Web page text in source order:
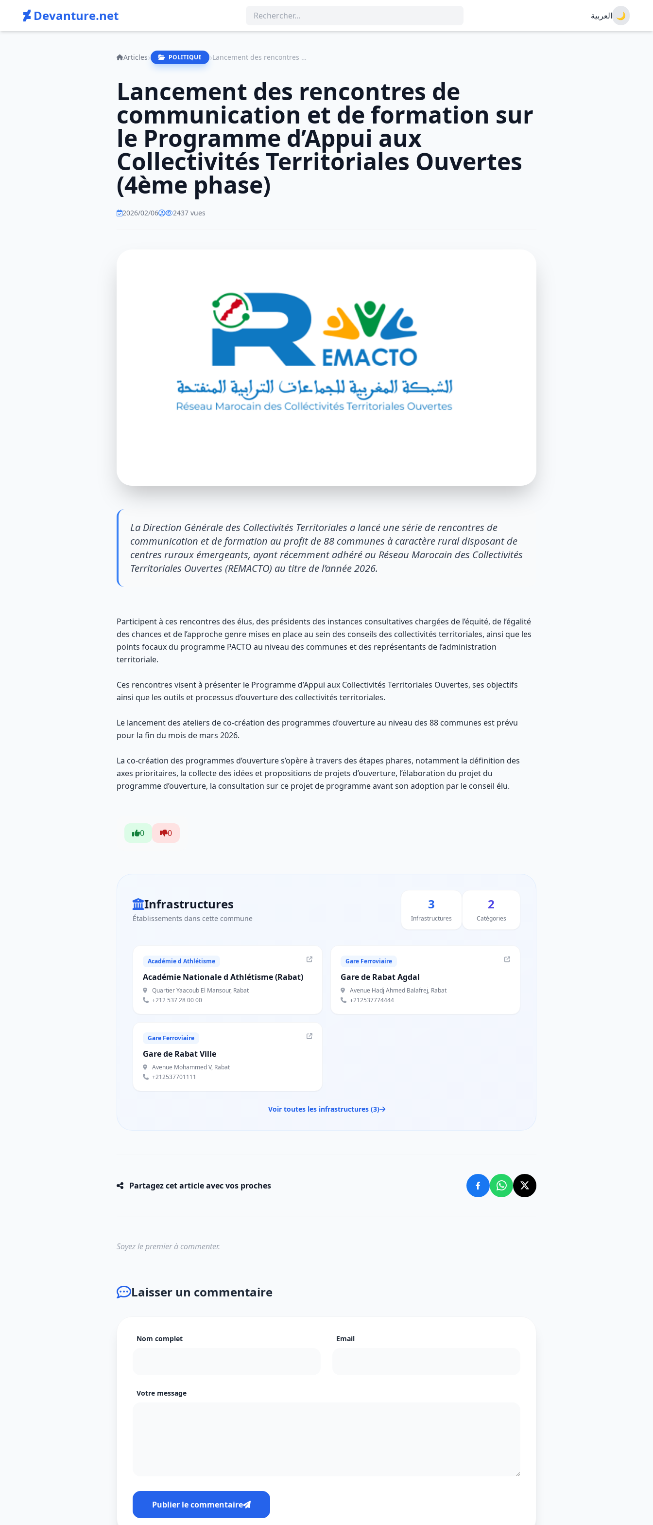
Devanture.net العربية 🌙
Articles POLITIQUE Lancement des rencontres de communication et de formation sur le Programme d’Appui aux Collectivités Territoriales Ouvertes (4ème phase)
Lancement des rencontres de
communication et de formation sur
le Programme d’Appui aux
Collectivités Territoriales Ouvertes
(4ème phase)
2026/02/06 2437 vues
La Direction Générale des Collectivités Territoriales a lancé une série de rencontres de
communication et de formation au profit de 88 communes à caractère rural disposant de
centres ruraux émergeants, ayant récemment adhéré au Réseau Marocain des Collectivités
Territoriales Ouvertes (REMACTO) au titre de l’année 2026.
Participent à ces rencontres des élus, des présidents des instances consultatives chargées de l’équité, de l’égalité
des chances et de l’approche genre mises en place au sein des conseils des collectivités territoriales, ainsi que les
points focaux du programme PACTO au niveau des communes et des représentants de l’administration
territoriale.
Ces rencontres visent à présenter le Programme d’Appui aux Collectivités Territoriales Ouvertes, ses objectifs
ainsi que les outils et processus d’ouverture des collectivités territoriales.
Le lancement des ateliers de co-création des programmes d’ouverture au niveau des 88 communes est prévu
pour la fin du mois de mars 2026.
La co-création des programmes d’ouverture s’opère à travers des étapes phares, notamment la définition des
axes prioritaires, la collecte des idées et propositions de projets d’ouverture, l’élaboration du projet du
programme d’ouverture, la consultation sur ce projet de programme avant son adoption par le conseil élu.
0 0
Infrastructures
Établissements dans cette commune
3
Infrastructures
2
Catégories
Académie d Athlétisme
Académie Nationale d Athlétisme (Rabat)
Quartier Yaacoub El Mansour, Rabat
+212 537 28 00 00
Gare Ferroviaire
Gare de Rabat Agdal
Avenue Hadj Ahmed Balafrej, Rabat
+212537774444
Gare Ferroviaire
Gare de Rabat Ville
Avenue Mohammed V, Rabat
+212537701111
Voir toutes les infrastructures (3)
Partagez cet article avec vos proches
Soyez le premier à commenter.
Laisser un commentaire
Nom complet Email
Votre message
Publier le commentaire